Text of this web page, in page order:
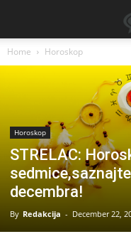
Home Horoskop
Horoskop
STRELAC:
decembra!
By Redakcija - December 22,